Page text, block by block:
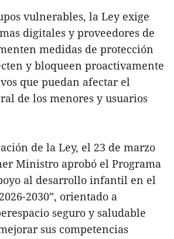
vulnerables, la Ley exige
digitales y proveedores de
medidas de protección
y bloqueen proactivamente
que puedan afectar el
de los menores y usuarios
de la Ley, el 23 de marzo
Ministro aprobó el Programa
al desarrollo infantil en el
2030”, orientado a
seguro y saludable
sus competencias